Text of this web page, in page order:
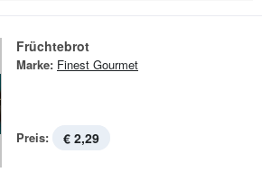
Früchtebrot
Marke: Finest Gourmet
Preis: € 2,29